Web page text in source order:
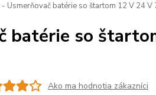
Usmerňovač batérie so štartom 12 V 24 V
batérie so
Ako ma hodnotia zákazníci